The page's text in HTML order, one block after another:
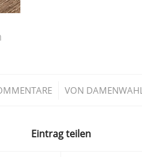
/ VON DAMENWAHL
Eintrag teilen